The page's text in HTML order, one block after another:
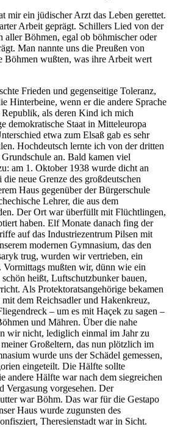
mir ein jüdischer Arzt das Leben gerettet.
Arbeit geprägt. Schillers Lied von der
aller Böhmen, egal ob böhmischer oder
Man nannte uns die Preußen von
Böhmen wußten, was ihre Arbeit wert
Frieden und gegenseitige Toleranz,
Hinterbeine, wenn er die andere Sprache
Republik, als deren Kind ich mich
demokratische Staat in Mitteleuropa
etwa zum Elsaß gab es sehr
Hochdeutsch lernte ich von der dritten
an. Bald kamen viel
am 1. Oktober 1938 wurde dicht an
neue Grenze des großdeutschen
Haus gegenüber der Bürgerschule
Lehrer, die aus dem
Der Ort war überfüllt mit Flüchtlingen,
haben. Elf Monate danach fing der
auf das Industriezentrum Pilsen mit
modernen Gymnasium, das den
trug, wurden wir vertrieben, ein
mußten wir, dünn wie ein
schön heißt, Luftschutzbunker bauen,
Als Protektoratsangehörige bekamen
dem Reichsadler und Hakenkreuz,
– um es mit Haçek zu sagen –
und Mähren. Über die nahe
wir nicht, lediglich einmal im Jahr zu
Großeltern, das nun plötzlich im
wurde uns der Schädel gemessen,
eingeteilt. Die Hälfte sollte
andere Hälfte war nach dem siegreichen
Vergasung vorgesehen. Der
war Böhm. Das war für die Gestapo
Haus wurde zugunsten des
Theresienstadt war in Sicht.